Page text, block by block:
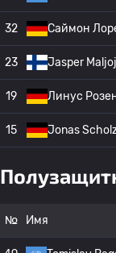
32 Саймон
23 Jasper
19 Линус
15 Jonas
№ Имя